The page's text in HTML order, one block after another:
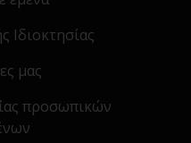
Ιδιοκτησίας
μας
προσωπικών